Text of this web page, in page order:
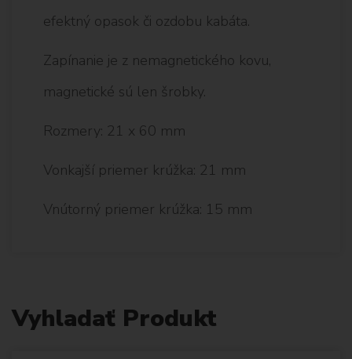
efektný opasok či ozdobu kabáta.
Zapínanie je z nemagnetického kovu,
magnetické sú len šrobky.
Rozmery: 21 x 60 mm
Vonkajší priemer krúžka: 21 mm
Vnútorný priemer krúžka: 15 mm
Vyhladať Produkt